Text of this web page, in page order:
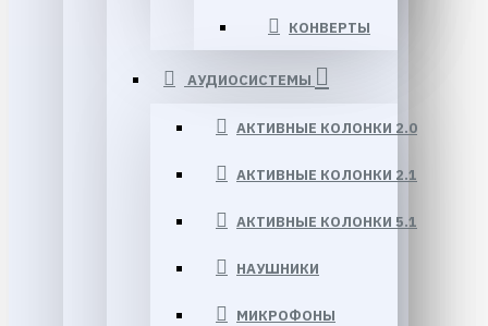
КОНВЕРТЫ
АУДИОСИСТЕМЫ
АКТИВНЫЕ КОЛОНКИ 2.0
АКТИВНЫЕ КОЛОНКИ 2.1
АКТИВНЫЕ КОЛОНКИ 5.1
НАУШНИКИ
МИКРОФОНЫ